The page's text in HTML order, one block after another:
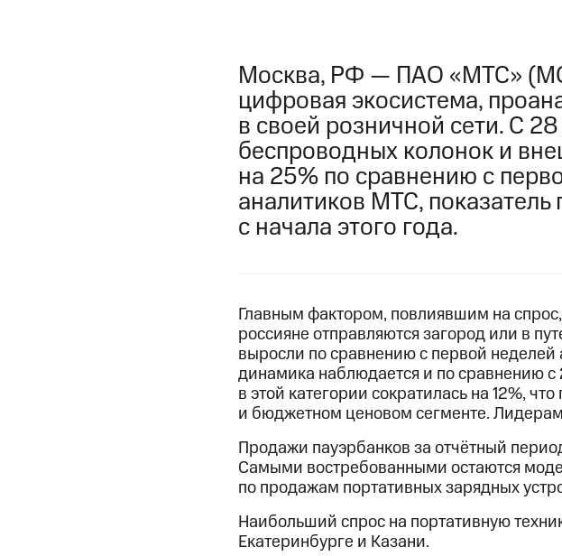
Москва, РФ — ПАО «МТС»
цифровая экосистема,
в своей розничной сети. С
беспроводных колонок и
на 25% по сравнению с
аналитиков МТС,
с начала этого года.
Главным фактором, повлиявшим на
россияне отправляются загород или в
выросли по сравнению с первой
динамика наблюдается и по сравнению
в этой категории сократилась на 12%,
и бюджетном ценовом сегменте.
Продажи пауэрбанков за отчётный
Самыми востребованными остаются
по продажам портативных зарядных
Наибольший спрос на портативную
Екатеринбурге и Казани.